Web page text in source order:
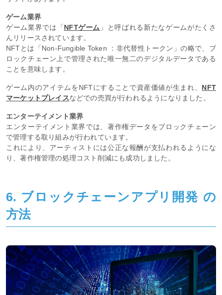
ゲーム業界
ゲーム業界では「NFTゲーム 」と呼ばれる新たなゲームがたくさ
んリリースされています。
NFTとは「Non-Fungible Token ：非代替性トークン」の略で、ブ
ロックチェーン上で管理された唯一無二のデジタルデータである
ことを意味します。
ゲーム内のアイテムをNFTにすることで資産価値が生まれ、 NFT
マーケットプレイスなどでの売買が行われるようになりました。
エンターテイメント業界
エンターテイメント業界では、著作権データをブロックチェーン
で管理する取り組みが行われています。
これにより、アーティストには公正な報酬が支払われるようにな
り、著作権管理の処理コスト削減にも成功しました。
6. ブロックチェーンアプリ開発 の
方法